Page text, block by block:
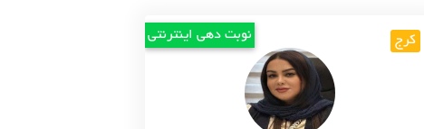
کرج نوبت دهی اینترنتی